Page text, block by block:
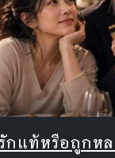
กแท้หรือถูกห